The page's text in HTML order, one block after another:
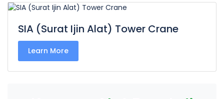
SIA (Surat Ijin Alat) Tower Crane
Learn More